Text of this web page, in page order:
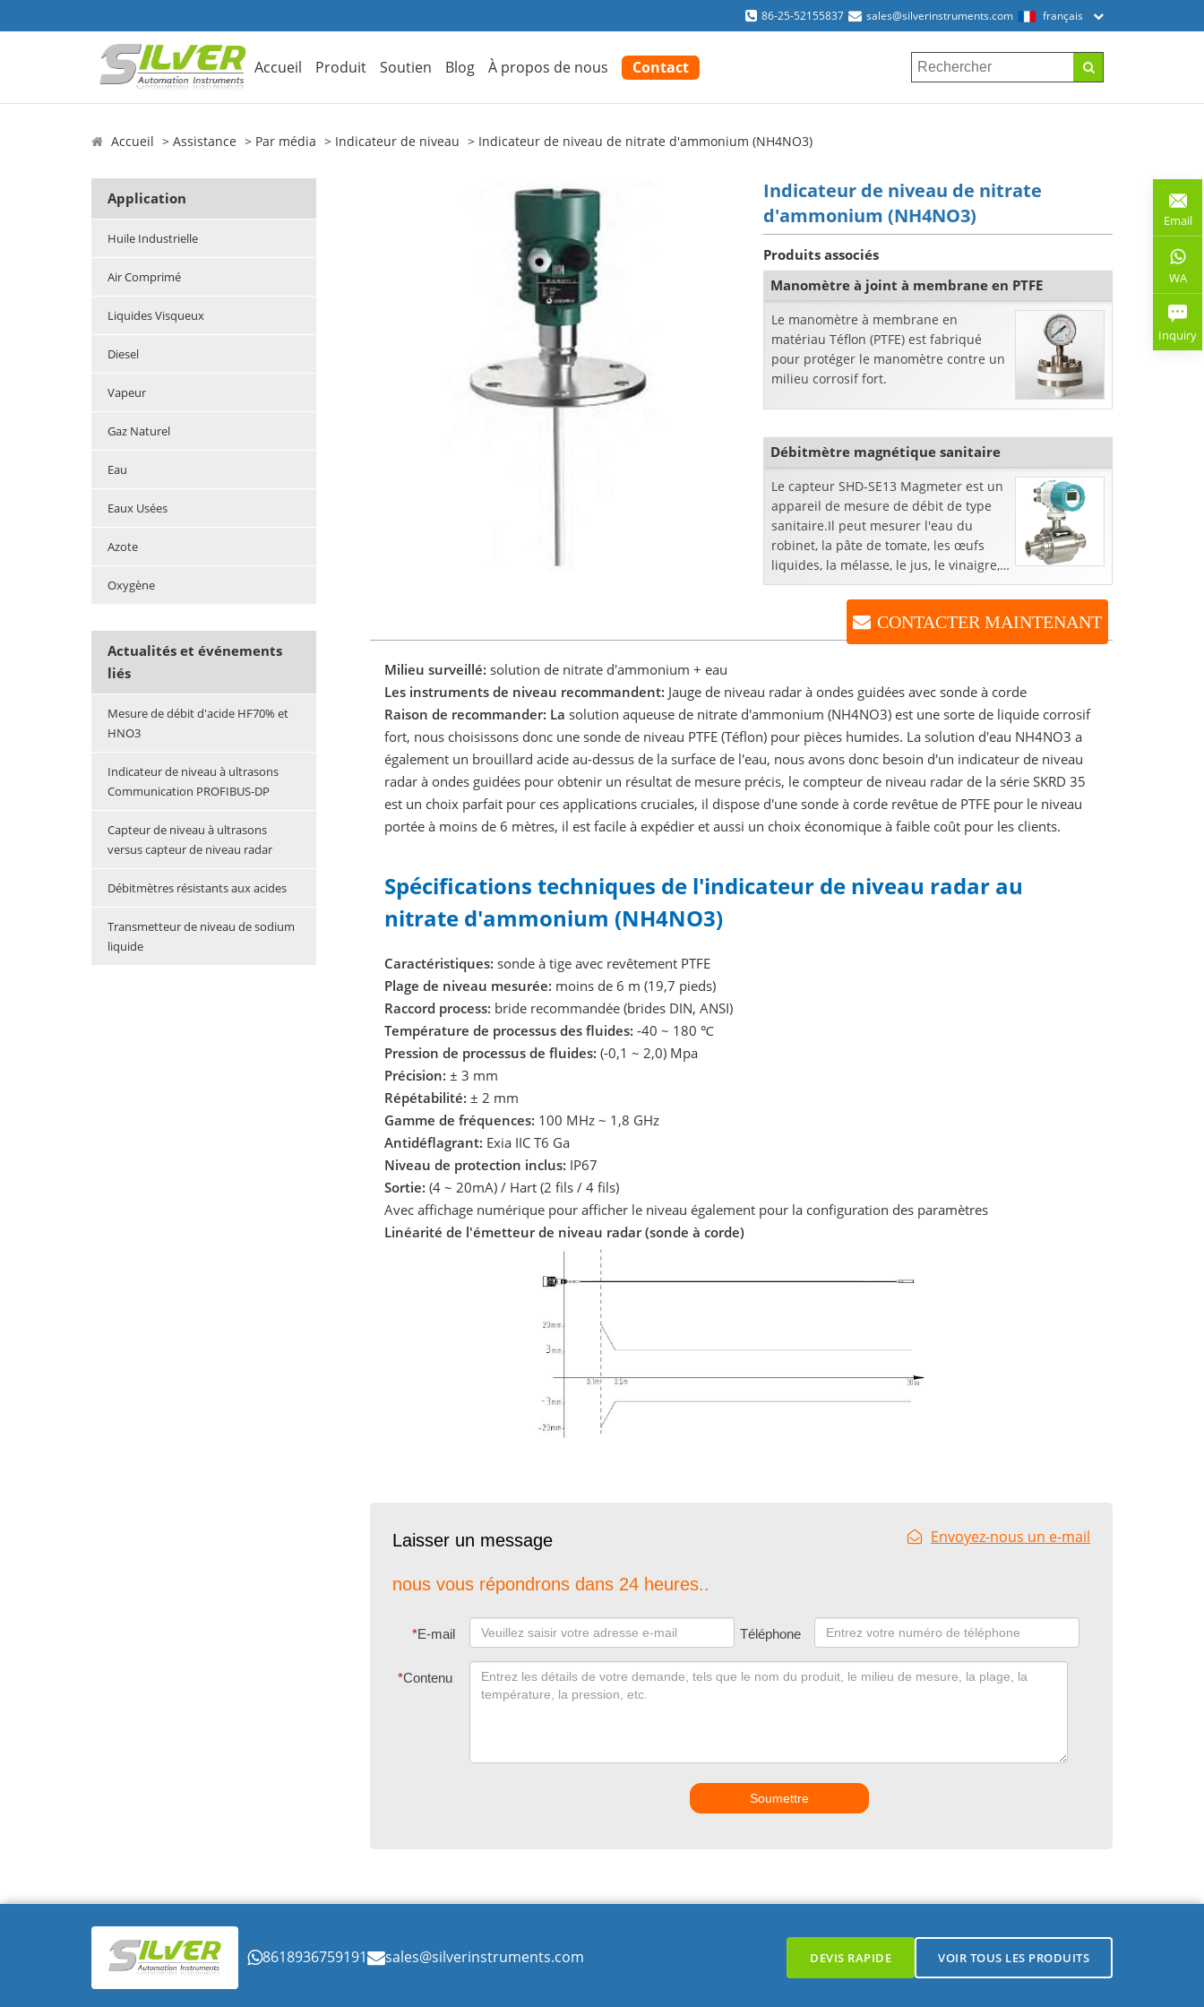
86-25-52155837 sales@silverinstruments.com français
Accueil Produit Soutien Blog À propos de nous Contact
Accueil Assistance Par média Indicateur de niveau Indicateur de niveau de nitrate d'ammonium (NH4NO3)
Application
Huile Industrielle
Air Comprimé
Liquides Visqueux
Diesel
Vapeur
Gaz Naturel
Eau
Eaux Usées
Azote
Oxygène
Actualités et événements
liés
Mesure de débit d'acide HF70% et
HNO3
Indicateur de niveau à ultrasons
Communication PROFIBUS-DP
Capteur de niveau à ultrasons
versus capteur de niveau radar
Débitmètres résistants aux acides
Transmetteur de niveau de sodium
liquide
Indicateur de niveau de nitrate
d'ammonium (NH4NO3)
Produits associés
Manomètre à joint à membrane en PTFE
Le manomètre à membrane en
matériau Téflon (PTFE) est fabriqué
pour protéger le manomètre contre un
milieu corrosif fort.
Débitmètre magnétique sanitaire
Le capteur SHD-SE13 Magmeter est un
appareil de mesure de débit de type
sanitaire.Il peut mesurer l'eau du
robinet, la pâte de tomate, les œufs
liquides, la mélasse, le jus, le vinaigre,
etc.
CONTACTER MAINTENANT
Milieu surveillé: solution de nitrate d'ammonium + eau
Les instruments de niveau recommandent: Jauge de niveau radar à ondes guidées avec sonde à corde
Raison de recommander: La solution aqueuse de nitrate d'ammonium (NH4NO3) est une sorte de liquide corrosif
fort, nous choisissons donc une sonde de niveau PTFE (Téflon) pour pièces humides. La solution d'eau NH4NO3 a
également un brouillard acide au-dessus de la surface de l'eau, nous avons donc besoin d'un indicateur de niveau
radar à ondes guidées pour obtenir un résultat de mesure précis, le compteur de niveau radar de la série SKRD 35
est un choix parfait pour ces applications cruciales, il dispose d'une sonde à corde revêtue de PTFE pour le niveau
portée à moins de 6 mètres, il est facile à expédier et aussi un choix économique à faible coût pour les clients.
Spécifications techniques de l'indicateur de niveau radar au
nitrate d'ammonium (NH4NO3)
Caractéristiques: sonde à tige avec revêtement PTFE
Plage de niveau mesurée: moins de 6 m (19,7 pieds)
Raccord process: bride recommandée (brides DIN, ANSI)
Température de processus des fluides: -40 ~ 180 ℃
Pression de processus de fluides: (-0,1 ~ 2,0) Mpa
Précision: ± 3 mm
Répétabilité: ± 2 mm
Gamme de fréquences: 100 MHz ~ 1,8 GHz
Antidéflagrant: Exia IIC T6 Ga
Niveau de protection inclus: IP67
Sortie: (4 ~ 20mA) / Hart (2 fils / 4 fils)
Avec affichage numérique pour afficher le niveau également pour la configuration des paramètres
Linéarité de l'émetteur de niveau radar (sonde à corde)
Laisser un message Envoyez-nous un e-mail
nous vous répondrons dans 24 heures..
*E-mail Téléphone
*Contenu
Soumettre
8618936759191 sales@silverinstruments.com DEVIS RAPIDE VOIR TOUS LES PRODUITS
Email
WA
Inquiry